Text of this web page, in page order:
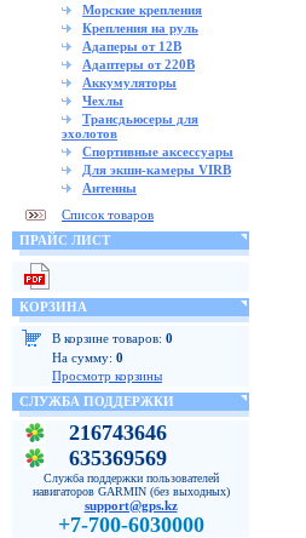
Морские крепления
Крепления на руль
Адаперы от 12В
Адаптеры от 220В
Аккумуляторы
Чехлы
Трансдьюсеры для
эхолотов
Спортивные аксессуары
Для экшн-камеры VIRB
Антенны
Список товаров
ПРАЙС ЛИСТ
КОРЗИНА
В корзине товаров: 0
На сумму: 0
Просмотр корзины
СЛУЖБА ПОДДЕРЖКИ
216743646
635369569
Служба поддержки пользователей
навигаторов GARMIN (без выходных)
support@gps.kz
+7-700-6030000